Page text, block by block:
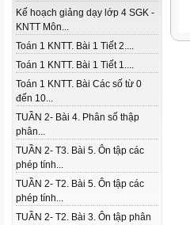
Kế hoạch giảng dạy lớp 4 SGK -
KNTT Môn...
Toán 1 KNTT. Bài 1 Tiết 2....
Toán 1 KNTT. Bài 1 Tiết 1....
Toán 1 KNTT. Bài Các số từ 0
đến 10...
TUẦN 2- Bài 4. Phân số thập
phân...
TUẦN 2- T3. Bài 5. Ôn tập các
phép tính...
TUẦN 2- T2. Bài 5. Ôn tập các
phép tính...
TUẦN 2- T2. Bài 3. Ôn tập phân